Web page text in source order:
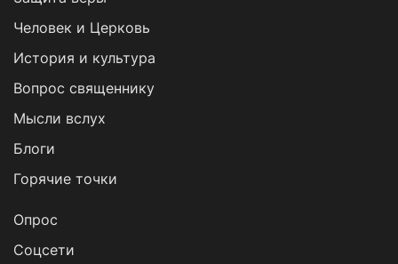
Человек и Церковь
История и культура
Вопрос священнику
Мысли вслух
Блоги
Горячие точки
Опрос
Cоцсети